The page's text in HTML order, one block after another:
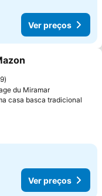
Ver preços
aos favoritos
du Miramar
casa basca tradicional
Ver preços